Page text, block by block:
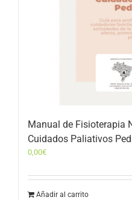
Manual de Fisioterapia
Cuidados Paliativos
0,00€
Añadir al carrito